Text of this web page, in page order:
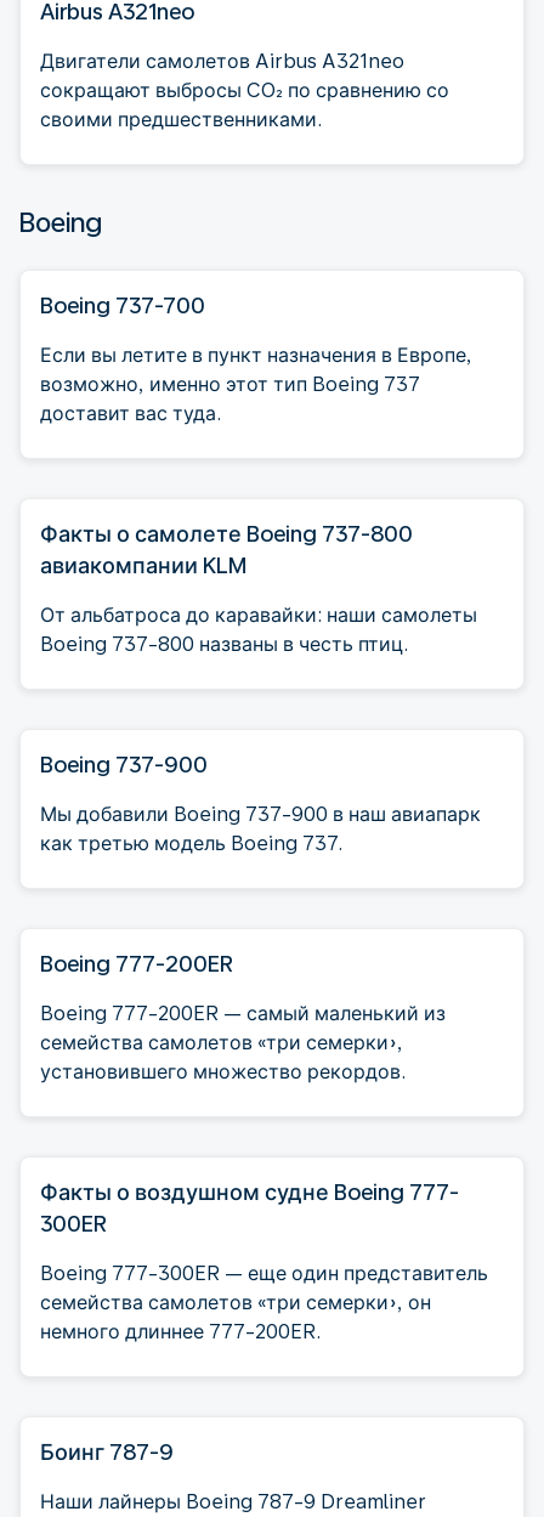
Airbus A321neo
Двигатели самолетов Airbus A321neo
сокращают выбросы CO₂ по сравнению со
своими предшественниками.
Boeing
Boeing 737-700
Если вы летите в пункт назначения в Европе,
возможно, именно этот тип Boeing 737
доставит вас туда.
Факты о самолете Boeing 737-800
авиакомпании KLM
От альбатроса до каравайки: наши самолеты
Boeing 737-800 названы в честь птиц.
Boeing 737-900
Мы добавили Boeing 737-900 в наш авиапарк
как третью модель Boeing 737.
Boeing 777-200ER
Boeing 777-200ER — самый маленький из
семейства самолетов «три семерки»,
установившего множество рекордов.
Факты о воздушном судне Boeing 777-
300ER
Boeing 777-300ER — еще один представитель
семейства самолетов «три семерки», он
немного длиннее 777-200ER.
Боинг 787-9
Наши лайнеры Boeing 787-9 Dreamliner